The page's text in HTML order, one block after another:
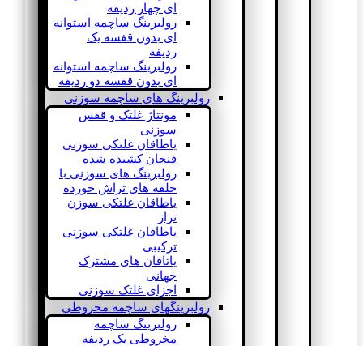
ای چهار ردیفه
رولبرینگ ساچمه استوانه
ای بدون قفسه یک
ردیفه
رولبرینگ ساچمه استوانه
ای بدون قفسه دو ردیفه
رولبرینگ های ساچمه سوزنی
مونتاژ غلتک و قفس
سوزنی
یاطاقان غلتکی سوزنی
فنجان کشیده شده
رولبرینگ های سوزنی با
حلقه های تراش خورده
یاطاقان غلتکی سوزن
تراز
یاطاقان غلتکی سوزنی
ترکیبی
یاتاقان های مشترک
جهانی
اجزای غلتک سوزنی
رولبرینگهای ساچمه مخروطی
رولبرینگ ساچمه
مخروطی یک ردیفه